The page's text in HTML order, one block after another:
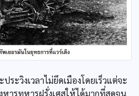
ระวิงเวลาไม่ยึดเมืองโดยเร็วแต่จะ
ารทหารฝรั่งเศสให้ได้มากที่สุดจน